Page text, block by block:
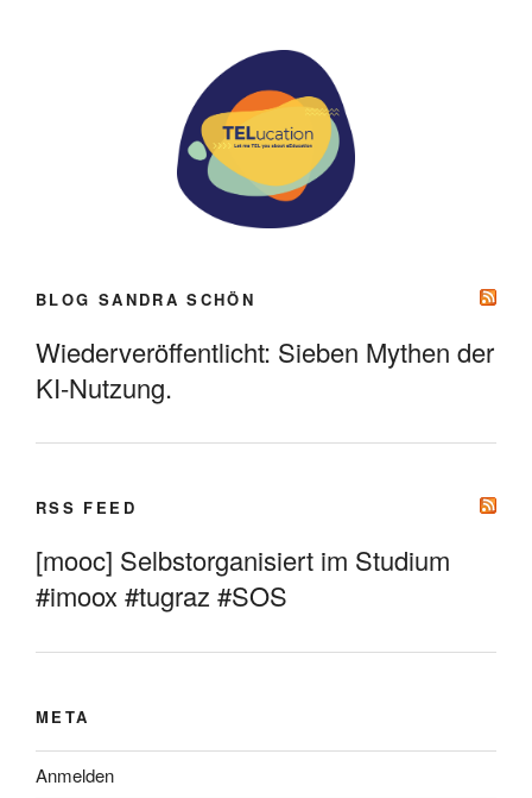
BLOG SANDRA SCHÖN
Wiederveröffentlicht: Sieben Mythen der
KI-Nutzung.
RSS FEED
[mooc] Selbstorganisiert im Studium
#imoox #tugraz #SOS
META
Anmelden